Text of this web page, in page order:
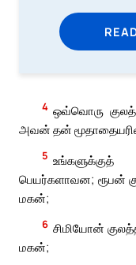
4 ஒவ்வொரு
அவன் தன்
5
பெயர்களாவன; ரூபன்
மகன்;
6 சிமியோன்
மகன்;